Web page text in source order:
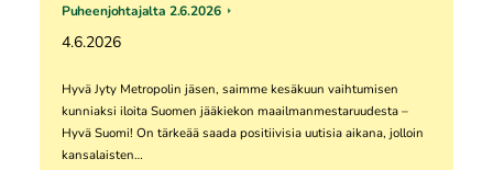
Puheenjohtajalta 2.6.2026
4.6.2026
Hyvä Jyty Metropolin jäsen, saimme kesäkuun vaihtumisen
kunniaksi iloita Suomen jääkiekon maailmanmestaruudesta –
Hyvä Suomi! On tärkeää saada positiivisia uutisia aikana, jolloin
kansalaisten…